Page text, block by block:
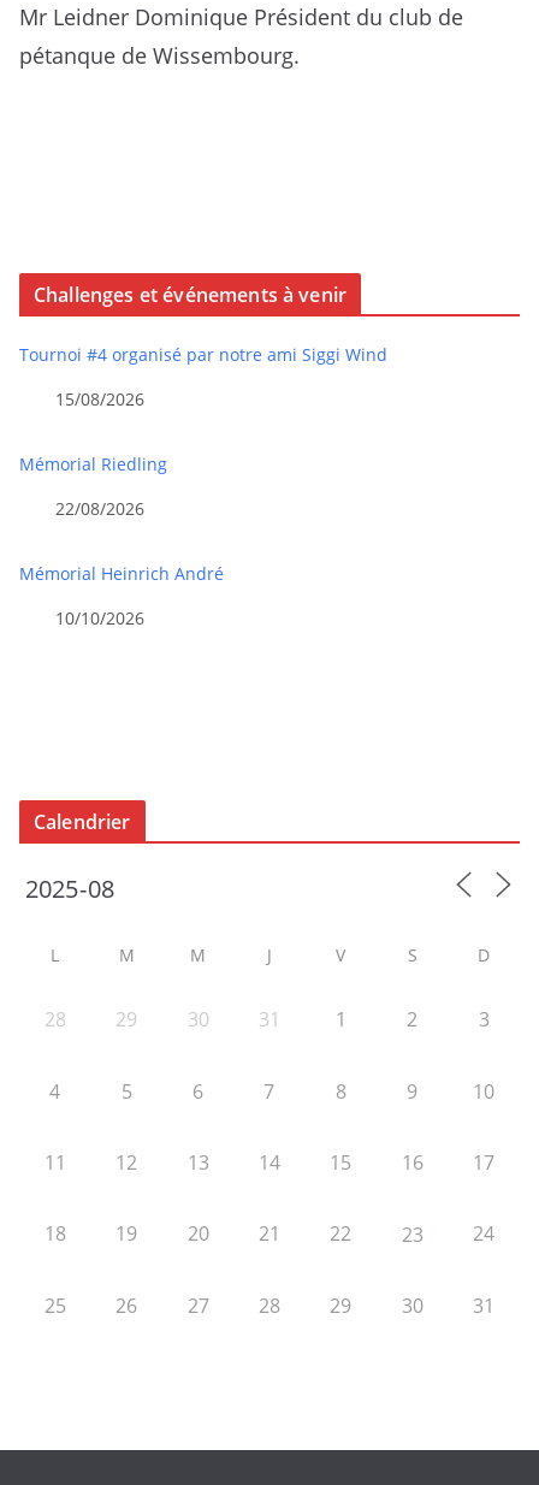
Mr Leidner Dominique Président du club de
pétanque de Wissembourg.
Challenges et événements à venir
Tournoi #4 organisé par notre ami Siggi Wind
15/08/2026
Mémorial Riedling
22/08/2026
Mémorial Heinrich André
10/10/2026
Calendrier
L M M J V S D
28 29 30 31 1 2 3
4 5 6 7 8 9 10
11 12 13 14 15 16 17
18 19 20 21 22 23 24
25 26 27 28 29 30 31